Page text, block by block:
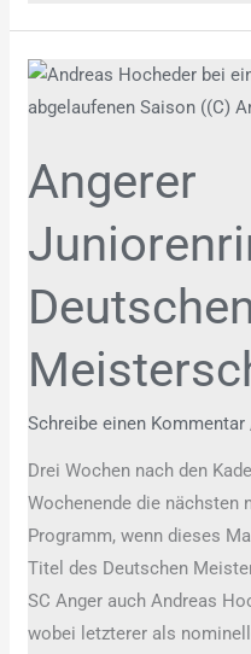
Angerer
Schreibe einen Kommentar
Drei Wochen nach den
Wochenende die nächsten
Programm, wenn dieses
Titel des Deutschen
SC Anger auch Andreas
wobei letzterer als
Angerer
Juniorenringer
Deutschen
Meisterschaften